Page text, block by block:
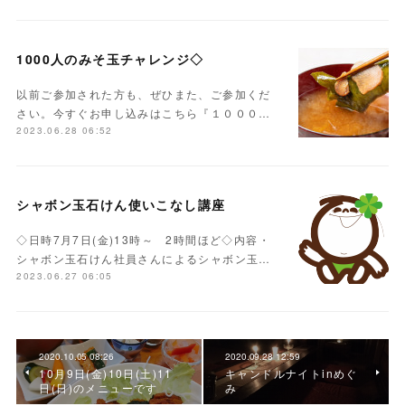
1000人のみそ玉チャレンジ◇
以前ご参加された方も、ぜひまた、ご参加くだ
さい。今すぐお申し込みはこちら『１０００…
2023.06.28 06:52
シャボン玉石けん使いこなし講座
◇日時7月7日(金)13時～ 2時間ほど◇内容・
シャボン玉石けん社員さんによるシャボン玉…
2023.06.27 06:05
2020.10.05 08:26
10月9日(金)10日(土)11
日(日)のメニューです
2020.09.28 12:59
キャンドルナイトinめぐ
み